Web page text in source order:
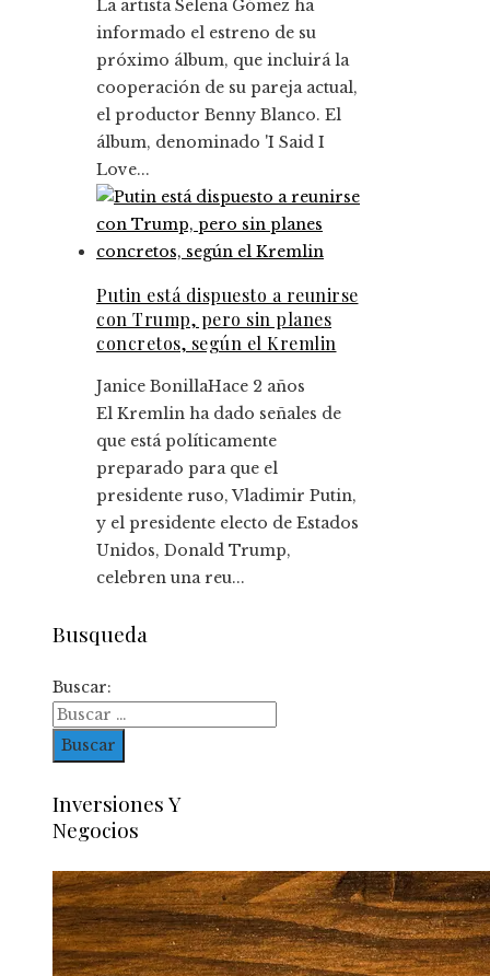
La artista Selena Gómez ha
informado el estreno de su
próximo álbum, que incluirá la
cooperación de su pareja actual,
el productor Benny Blanco. El
álbum, denominado 'I Said I
Love...
Putin está dispuesto a reunirse
con Trump, pero sin planes
concretos, según el Kremlin
Janice BonillaHace 2 años
El Kremlin ha dado señales de
que está políticamente
preparado para que el
presidente ruso, Vladimir Putin,
y el presidente electo de Estados
Unidos, Donald Trump,
celebren una reu...
Busqueda
Buscar:
Inversiones Y
Negocios